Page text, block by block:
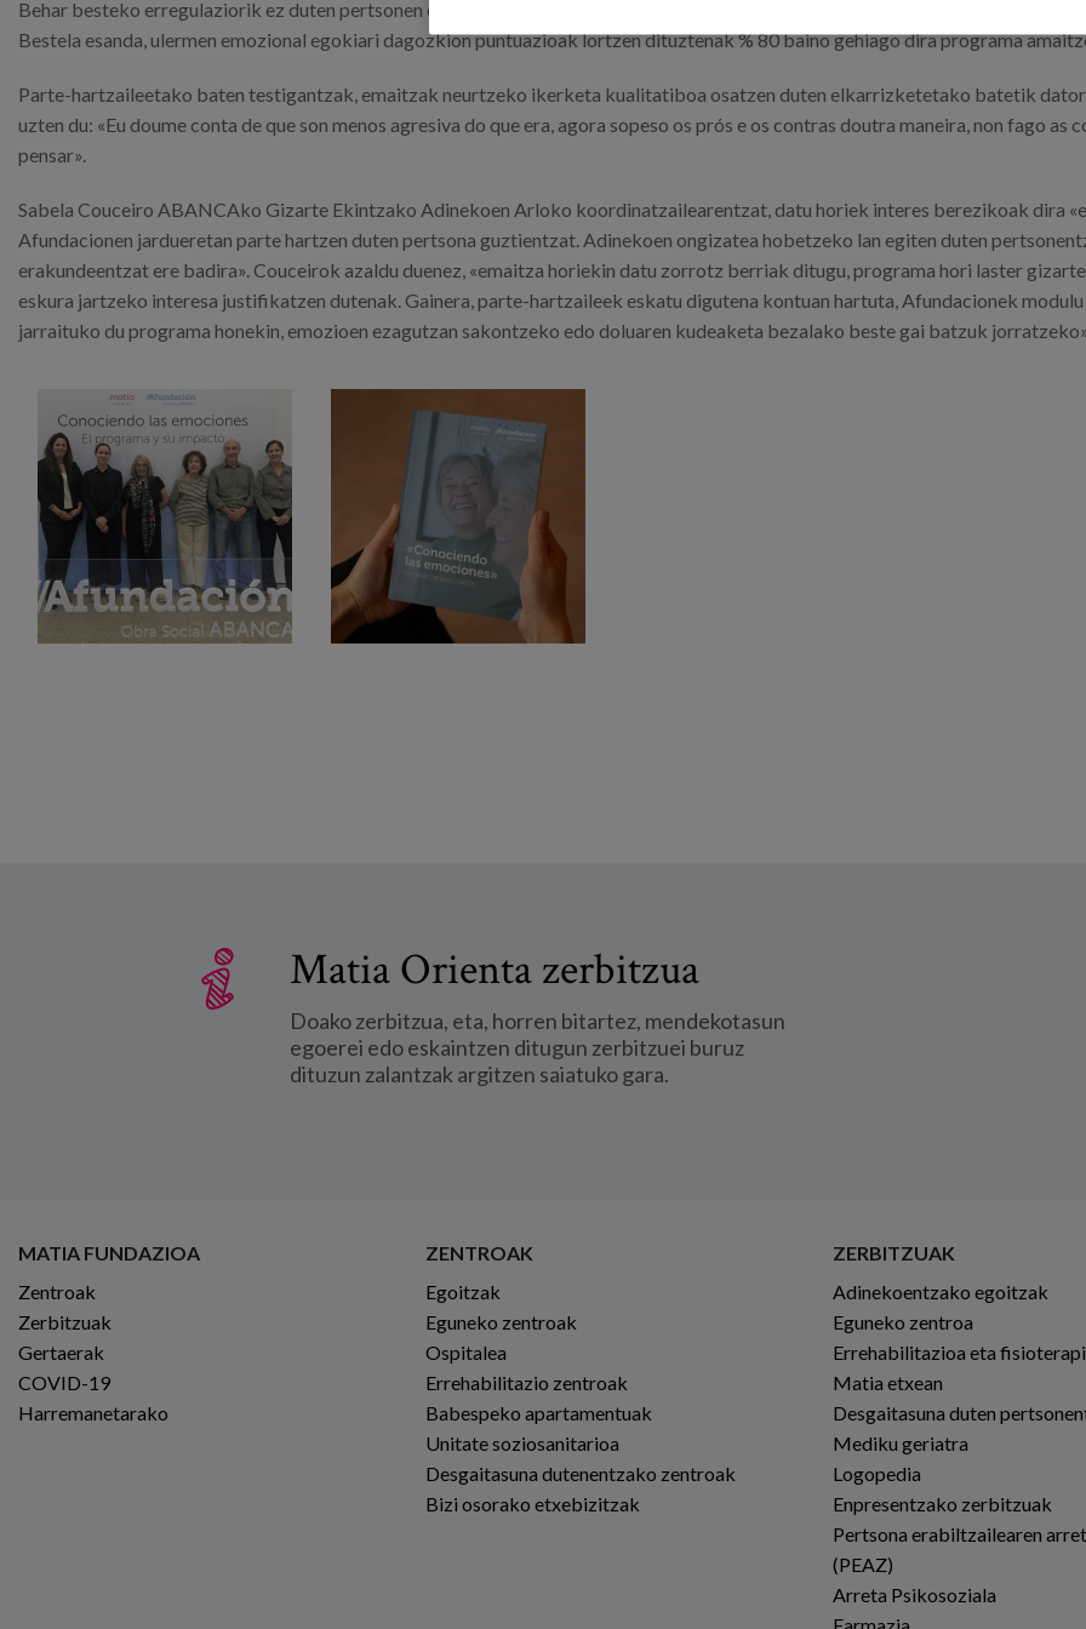
Behar besteko erregulaziorik ez duten pertsonen ehunekoa programa hasi aurretik % 38 izatetik programa amaitzean % 19,7
Bestela esanda, ulermen emozional egokiari dagozkion puntuazioak lortzen dituztenak % 80 baino gehiago dira programa
Parte-hartzaileetako baten testigantzak, emaitzak neurtzeko ikerketa kualitatiboa osatzen duten elkarrizketetako batetik
uzten du: «Eu doume conta de que son menos agresiva do que era, agora sopeso os prós e os contras doutra maneira, non fago as
pensar».
Sabela Couceiro ABANCAko Gizarte Ekintzako Adinekoen Arloko koordinatzailearentzat, datu horiek interes berezikoak dira
Afundacionen jardueretan parte hartzen duten pertsona guztientzat. Adinekoen ongizatea hobetzeko lan egiten duten
erakundeentzat ere badira». Couceirok azaldu duenez, «emaitza horiekin datu zorrotz berriak ditugu, programa hori laster
eskura jartzeko interesa justifikatzen dutenak. Gainera, parte-hartzaileek eskatu digutena kontuan hartuta, Afundacionek
jarraituko du programa honekin, emozioen ezagutzan sakontzeko edo doluaren kudeaketa bezalako beste gai batzuk
Matia Orienta zerbitzua
Doako zerbitzua, eta, horren bitartez, mendekotasun
egoerei edo eskaintzen ditugun zerbitzuei buruz
dituzun zalantzak argitzen saiatuko gara.
MATIA FUNDAZIOA
Zentroak
Zerbitzuak
Gertaerak
COVID-19
Harremanetarako
ZENTROAK
Egoitzak
Eguneko zentroak
Ospitalea
Errehabilitazio zentroak
Babespeko apartamentuak
Unitate soziosanitarioa
Desgaitasuna dutenentzako zentroak
Bizi osorako etxebizitzak
ZERBITZUAK
Adinekoentzako egoitzak
Eguneko zentroa
Errehabilitazioa eta
Matia etxean
Desgaitasuna duten
Mediku geriatra
Logopedia
Enpresentzako zerbitzuak
Pertsona erabiltzailearen
(PEAZ)
Arreta Psikosoziala